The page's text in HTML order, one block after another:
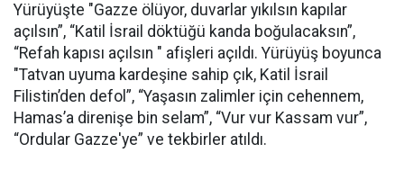
Yürüyüşte "Gazze ölüyor, duvarlar yıkılsın kapılar
açılsın”, “Katil İsrail döktüğü kanda boğulacaksın”,
“Refah kapısı açılsın " afişleri açıldı. Yürüyüş boyunca
"Tatvan uyuma kardeşine sahip çık, Katil İsrail
Filistin’den defol”, “Yaşasın zalimler için cehennem,
Hamas’a direnişe bin selam”, “Vur vur Kassam vur”,
“Ordular Gazze'ye” ve tekbirler atıldı.